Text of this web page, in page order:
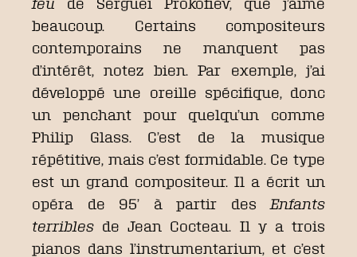
beaucoup. Certains compositeurs
contemporains ne manquent pas
d’intérêt, notez bien. Par exemple, j’ai
développé une oreille spécifique, donc
un penchant pour quelqu’un comme
Philip Glass. C’est de la musique
répétitive, mais c’est formidable. Ce type
est un grand compositeur. Il a écrit un
opéra de 95’ à partir des Enfants
terribles de Jean Cocteau. Il y a trois
pianos dans l’instrumentarium, et c’est